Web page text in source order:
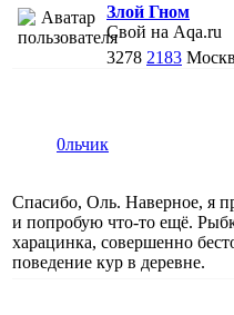
Злой Гном
Свой на Aqa.ru
3278 2183
0льчик
Спасибо, Оль. Наверное, я
и попробую что-то ещё.
харацинка, совершенно
поведение кур в деревне.